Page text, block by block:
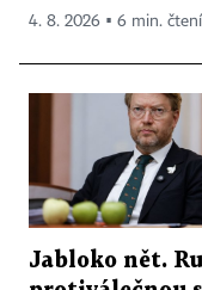
4. 8. 2026 ▪ 6 min. čtení
Jabloko nět.